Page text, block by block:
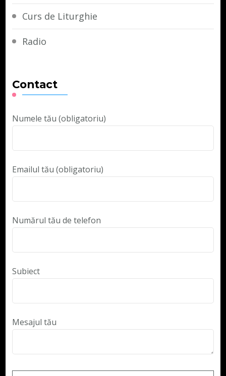
Curs de Liturghie
Radio
Contact
Numele tău (obligatoriu)
Emailul tău (obligatoriu)
Numărul tău de telefon
Subiect
Mesajul tău